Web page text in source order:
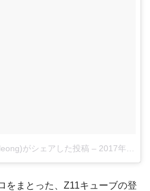
がシェアした投稿 – 2017年11月月13日午後5時40分PST
をまとった、Z11キューブの登